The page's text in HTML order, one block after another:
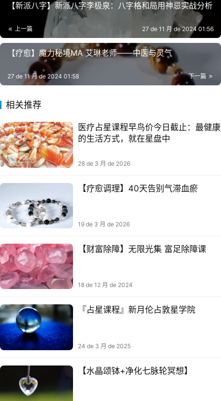
【‮派⁠新‬‎八字】‮派⁠新‬‎八‮李⁠字‬‎极泉：‮字⁠八‬‎格‮‮局⁠和‬‎‬用神忌‬‮战⁠实‬‎分析
上一篇 27 de 11 月 de 2024 01:56
【疗愈】魔力秘境MA 艾琳老师——中医与灵气
下一篇
27 de 11 月 de 2024 01:58
相关推荐
医疗占星课程早鸟价今日截止：最健康
的生活方式，就在星盘中
28 de 3 月 de 2026
【疗愈调理】40天告别气滞血瘀
19 de 3 月 de 2026
【财富除障】无限光集 富足除障课​
18 de 12 月 de 2024
『占星课程』新月伦占敦‬星学院
24 de 3 月 de 2025
【水晶颂钵+净化七脉轮冥想】